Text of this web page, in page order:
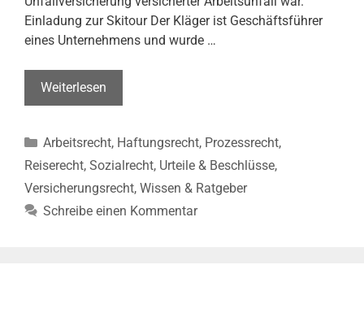
Einladung zur Skitour Der Kläger ist Geschäftsführer
eines Unternehmens und wurde …
Weiterlesen
kein
(SG
Hannover,
Gb.
Kategorien
Arbeitsrecht, Haftungsrecht, Prozessrecht,
Reiserecht, Sozialrecht, Urteile & Beschlüsse,
Versicherungsrecht, Wissen & Ratgeber
Schreibe einen Kommentar